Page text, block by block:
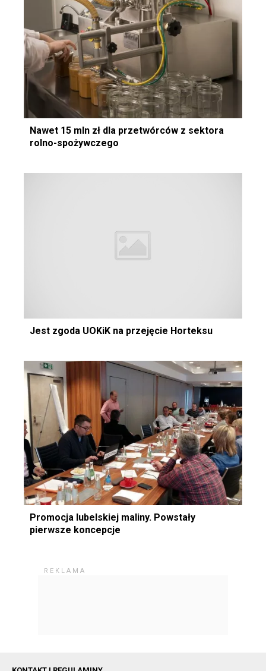
Nawet 15 mln zł dla przetwórców z sektora
rolno-spożywczego
Jest zgoda UOKiK na przejęcie Horteksu
Promocja lubelskiej maliny. Powstały
pierwsze koncepcje